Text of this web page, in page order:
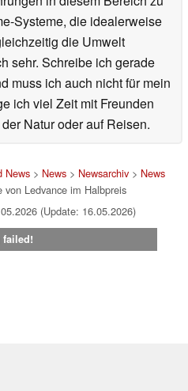
Systeme, die idealerweise
die Umwelt
sehr. Schreibe ich gerade
muss ich auch nicht für mein
ich viel Zeit mit Freunden
Natur oder auf Reisen.
News> News> Newsarchiv> News
von Ledvance im Halbpreis
(Update: 16.05.2026)